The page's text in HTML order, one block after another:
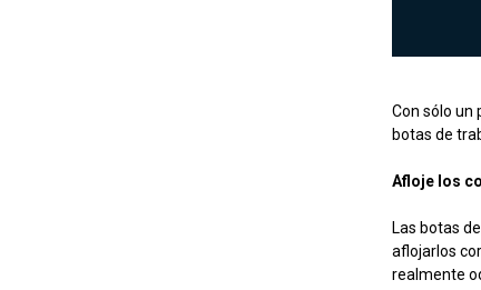
Con sólo un
botas de
Afloje los
Las botas
aflojarlos
realmente